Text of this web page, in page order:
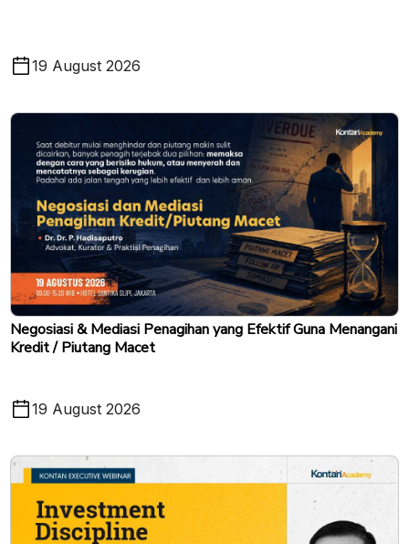
19 August 2026
Negosiasi & Mediasi Penagihan yang Efektif Guna Menangani
Kredit / Piutang Macet
19 August 2026